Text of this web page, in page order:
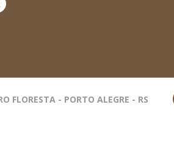
FLORESTA - PORTO ALEGRE - RS